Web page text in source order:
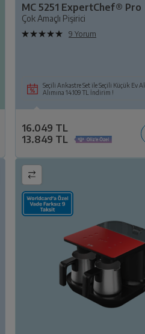
Seçili Beyaz Eşya veya TV ile Birlikte Seçili KEA ya
da Süpürge Alımına 14.109 TL İndirim!
MC 5251 ExpertChef® Pro
Çok Amaçlı Pişirici
9 Yorum
Seçili Ankastre Set ile Seçili Küçük Ev
Alımına 14.109 TL İndirim !
16.049 TL
13.849 TL